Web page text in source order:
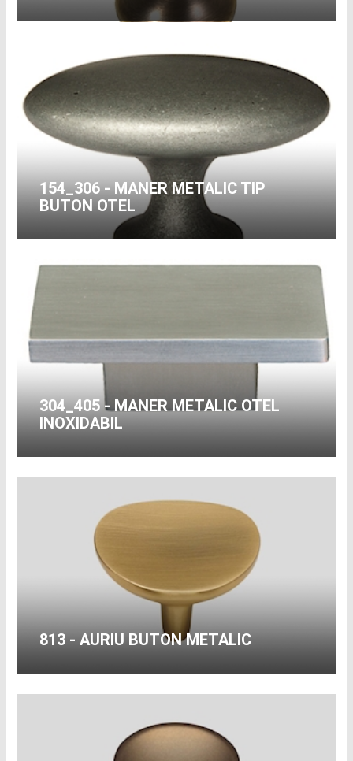
154_306 - MANER METALIC TIP
BUTON OTEL
304_405 - MANER METALIC OTEL
INOXIDABIL
813 - AURIU BUTON METALIC